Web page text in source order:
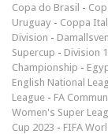
Copa do Brasil -
Uruguay - Coppa
Division -
Supercup - Division
Championship -
English National
League - FA
Women's Super
Cup 2023 - FIFA